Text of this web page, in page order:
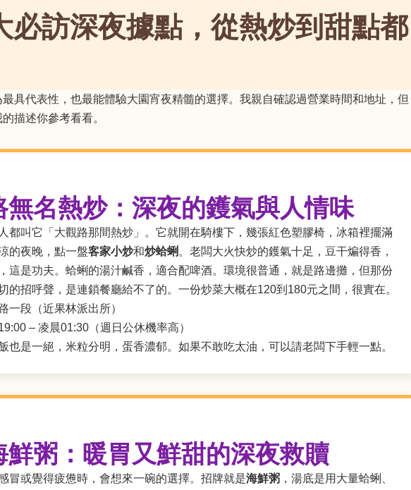
必訪深夜據點，從熱炒到甜點都
具代表性，也最能體驗大園宵夜精髓的選擇。我親自確認過營業時間和地址，但
描述你參考看看。
無名熱炒：深夜的鑊氣與人情味
都叫它「大觀路那間熱炒」。它就開在騎樓下，幾張紅色塑膠椅，冰箱裡擺滿
的夜晚，點一盤客家小炒和炒蛤蜊 。老闆大火快炒的鑊氣十足，豆干煸得香，
這是功夫。蛤蜊的湯汁鹹香，適合配啤酒。環境很普通，就是路邊攤，但那份
的招呼聲，是連鎖餐廳給不了的。一份炒菜大概在120到180元之間，很實在。
一段（近果林派出所）
– 凌晨01:30（週日公休機率高）
也是一絕，米粒分明，蛋香濃郁。如果不敢吃太油，可以請老闆下手輕一點。
鮮粥：暖胃又鮮甜的深夜救贖
冒或覺得疲憊時，會想來一碗的選擇。招牌就是海鮮粥 ，湯底是用大量蛤蜊、